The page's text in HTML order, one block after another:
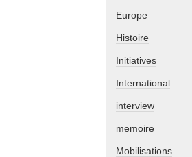
Europe
Histoire
Initiatives
International
interview
memoire
Mobilisations